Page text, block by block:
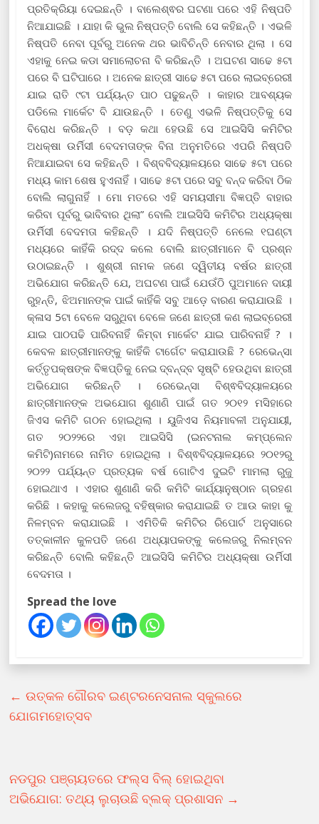
ପ୍ରତିକ୍ରିୟା ଦେଇଛନ୍ତି । ବାଲେଶ୍ଵର ଘଟଣା ପରେ ଏହି ନିଷ୍ପତି
ନିଆଯାଇଛି । ଯାହା କି ଭୁଲ ନିଷ୍ପତ୍ତି ବୋଲି ସେ କହିଛନ୍ତି । ଏଭଳି
ନିଷ୍ପତି ନେବା ପୂର୍ବରୁ ଅନେକ ଥର ଭାବିଚିନ୍ତି ନେବାର ଥିଲା । ସେ
ଏହାକୁ ନେଇ କଡା ସମାଲୋଚନା ବି କରିଛନ୍ତି । ଅଘଟଣ ସାଢେ ୫ଟା
ପରେ ବି ଘଟିପାରେ । ଅନେକ ଛାତ୍ରୀ ସାଢେ ୫ଟା ପରେ ଲାଇବ୍ରେରୀ
ଯାଇ ରାତି ୯ଟା ପର୍ଯ୍ୟନ୍ତ ପାଠ ପଢୁଛନ୍ତି । କାହାର ଆବଶ୍ୟକ
ପଡିଲେ ମାର୍କେଟ ବି ଯାଉଛନ୍ତି । ତେଣୁ ଏଭଳି ନିଷ୍ପତ୍ତିକୁ ସେ
ବିରୋଧ କରିଛନ୍ତି । ବଡ଼ କଥା ହେଉଛି ସେ ଆଇସିସି କମିଟିର
ଅଧକ୍ଷା ଉର୍ମିସୀ ବେଦମତାଙ୍କ ବିନା ଅନୁମତିରେ ଏପରି ନିଷ୍ପତି
ନିଆଯାଇବା ସେ କହିଛନ୍ତି । ବିଶ୍ବବିଦ୍ୟାଳୟରେ ସାଢେ ୫ଟା ପରେ
ମଧ୍ୟ କାମ ଶେଷ ହୁଏନାହିଁ । ସାଢେ ୫ଟା ପରେ ସବୁ ବନ୍ଦ କରିବା ଠିକ
ବୋଲି ଲାଗୁନାହିଁ । ମୋ ମତରେ ଏହି ସମୟସୀମା ବିଜ୍ଞପ୍ତି ବାହାର
କରିବା ପୂର୍ବରୁ ଭାବିବାର ଥିଲା” ବୋଲି ଆଇସିସି କମିଟିର ଅଧ୍ୟକ୍ଷା
ଉର୍ମିସୀ ବେଦମତା କହିଛନ୍ତି । ଯଦି ନିଷ୍ପତ୍ତି ନେଲେ ୧ଘଣ୍ଟା
ମଧ୍ୟରେ କାହିଁକି ରଦ୍ଦ କଲେ ବୋଲି ଛାତ୍ରୀମାନେ ବି ପ୍ରଶ୍ନ
ଉଠାଇଛନ୍ତି । ଶୁଶ୍ରୀ ନାମକ ଜଣେ ଦ୍ୱିତୀୟ ବର୍ଷର ଛାତ୍ରୀ
ଅଭିଯୋଗ କରିଛନ୍ତି ଯେ, ଅଘଟଣ ପାଇଁ ଯେଉଁଠି ପୁଅମାନେ ଦାୟୀ
ରୁହନ୍ତି, ଝିଅମାନଙ୍କ ପାଇଁ କାହିଁକି ସବୁ ଆଡ଼େ ବାରଣ କରାଯାଉଛି ।
କ୍ଳାସ 5ଟା ବେଳେ ସରୁଥିବା ବେଳେ ଜଣେ ଛାତ୍ରୀ କଣ ଲାଇବ୍ରେରୀ
ଯାଇ ପାଠପଢି ପାରିବନାହିଁ କିମ୍ବା ମାର୍କେଟ ଯାଇ ପାରିବନାହିଁ ? ।
କେବଳ ଛାତ୍ରୀମାନଙ୍କୁ କାହିଁକି ଟାର୍ଗେଟ କରାଯାଉଛି ? ରେଭେନ୍ସା
କର୍ତ୍ତୃପକ୍ଷଙ୍କ ବିଜ୍ଞପ୍ତିକୁ ନେଇ ଦ୍ବନ୍ଦ୍ବ ସୃଷ୍ଟି ହେଉଥିବା ଛାତ୍ରୀ
ଅଭିଯୋଗ କରିଛନ୍ତି । ରେଭେନ୍ସା ବିଶ୍ଵବିଦ୍ୟାଳୟରେ
ଛାତ୍ରୀମାନଙ୍କ ଅଭଯୋଗ ଶୁଣାଣି ପାଇଁ ଗତ ୨୦୧୨ ମସିହାରେ
ଜିଏସ କମିଟି ଗଠନ ହୋଇଥିଲା । ୟୁଜିଏସ ନିୟମାବଳୀ ଅନୁଯାୟୀ,
ଗତ ୨୦୨୨ରେ ଏହା ଆଇସିସି (ଇନଟନାଲ କମ୍ପ୍ଲେନ
କମିଟି)ନାମରେ ନାମିତ ହୋଇଥିଲା । ବିଶ୍ଵବିଦ୍ୟାଳୟରେ ୨୦୧୨ରୁ
୨୦୨୨ ପର୍ଯ୍ୟନ୍ତ ପ୍ରତ୍ୟକ ବର୍ଷ ଗୋଟିଏ ଦୁଇଟି ମାମଲା ରୁଜୁ
ହୋଇଥାଏ । ଏହାର ଶୁଣାଣି କରି କମିଟି କାର୍ଯ୍ୟାନୁଷ୍ଠାନ ଗ୍ରହଣ
କରିଛି । କହାକୁ କଲେଜରୁ ବହିଷ୍କାର କରାଯାଇଛି ତ ଆଉ କାହା କୁ
ନିଳମ୍ବନ କରାଯାଇଛି । ଏମିତିକି କମିଟିର ରିପୋର୍ଟ ଅନୁସାରେ
ତତ୍କାଳୀନ କୁଳପତି ଜଣେ ଅଧ୍ୟାପକଙ୍କୁ କଲେଜରୁ ନିଲମ୍ବନ
କରିଛନ୍ତି ବୋଲି କହିଛନ୍ତି ଆଇସିସି କମିଟିର ଅଧ୍ୟକ୍ଷା ଉର୍ମିସୀ
ବେଦମତା ।
Spread the love
← ଉତ୍କଳ ଗୌରବ ଇଣ୍ଟରନେସନାଲ ସ୍କୁଲରେ
ଯୋଗମହୋତ୍ସବ
ନଡପୁର ପଞ୍ଚାୟତରେ ଫଲ୍ସ ବିଲ୍ ହୋଇଥିବା
ଅଭିଯୋଗ: ତଥ୍ୟ ଲୁଚାଉଛି ବ୍ଲକ୍ ପ୍ରଶାସନ →